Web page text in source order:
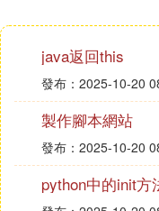
③最後行模式
在命令模式下，按
在屏幕的底部顯示
示符，等待用戶輸
自動回到命令模式。
java返回this
發布：2025-10-20
製作腳本網站
發布：2025-10-20
python中的init方